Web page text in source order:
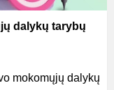
dalykų tarybų
mokomųjų dalykų